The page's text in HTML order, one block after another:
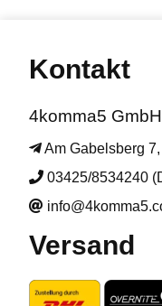
Kontakt
4komma5
Am Gabelsberg
03425/8534240
Versand